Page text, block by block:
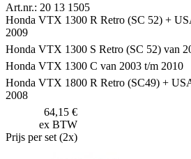
Art.nr.: 20 13 1505
Honda VTX 1300 R Retro (SC 52) +
2009
Honda VTX 1300 S Retro (SC 52) van
Honda VTX 1300 C van 2003 t/m 2010
Honda VTX 1800 R Retro (SC49) +
2008
64,15 €
ex BTW
Prijs per set (2x)